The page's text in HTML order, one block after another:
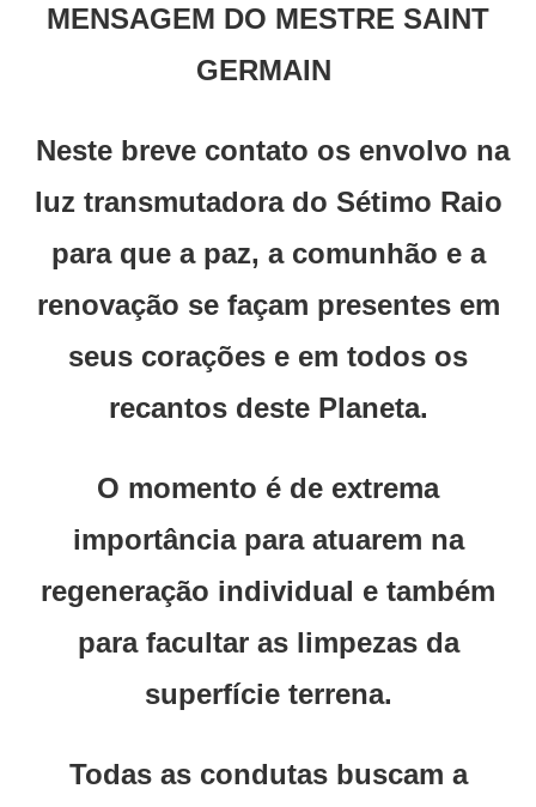
MENSAGEM DO MESTRE SAINT
GERMAIN
Neste breve contato os envolvo na
luz transmutadora do Sétimo Raio
para que a paz, a comunhão e a
renovação se façam presentes em
seus corações e em todos os
recantos deste Planeta.
O momento é de extrema
importância para atuarem na
regeneração individual e também
para facultar as limpezas da
superfície terrena.
Todas as condutas buscam a